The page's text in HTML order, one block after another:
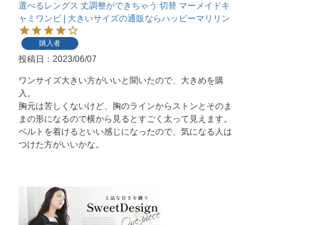
選べるレングス 丈調整ができちゃう 切替 マーメイドキ
ャミワンピ | 大きいサイズの通販ならハッピーマリリン
購入者
投稿日 2023/06/07
ワンサイズ大きい方がいいと聞いたので、大きめを購
入。
胸元は苦しくないけど、胸のラインからストンとそのま
まの形になるので横から見るとすごく太って見えます。
ベルトを着けるといい感じになったので、気になる人は
つけた方がいいかな。